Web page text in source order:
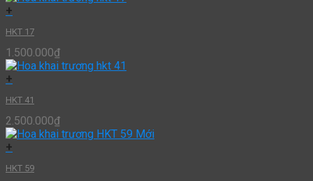
+
HKT 17
1.500.000₫
+
HKT 41
2.500.000₫
+
HKT 59